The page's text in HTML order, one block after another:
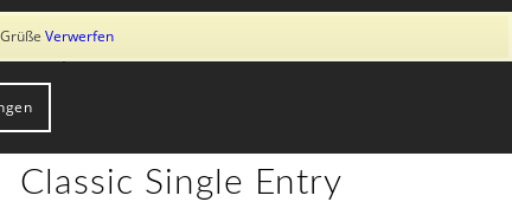
Verwerfen
Classic Single Entry
Cookies zu. Weitere Informationen erhalten Sie in unserer